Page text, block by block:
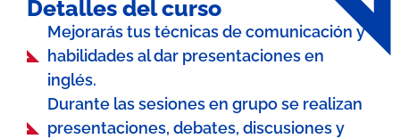
Detalles del curso
Mejorarás tus técnicas de comunicación y
habilidades al dar presentaciones en
inglés.
Durante las sesiones en grupo se realizan
presentaciones, debates, discusiones y